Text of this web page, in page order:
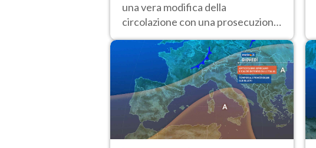
una vera modifica della
circolazione con una prosecuzione
del caldo fuori scala per molti
giorni, compresa la settimana di
Ferragosto